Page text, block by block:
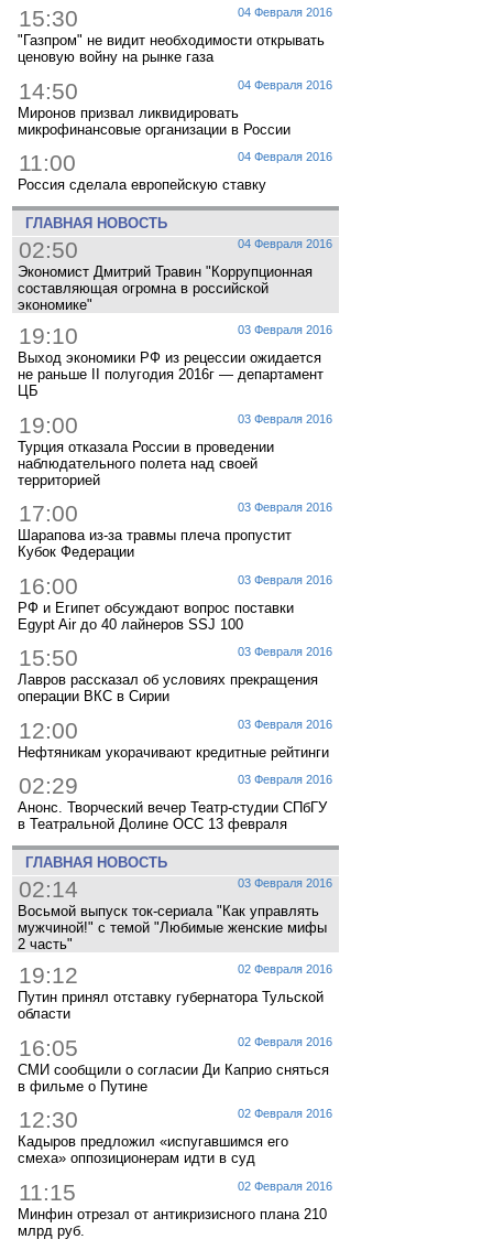
04 Февраля 2016
15:30
"Газпром" не видит необходимости открывать
ценовую войну на рынке газа
04 Февраля 2016
14:50
Миронов призвал ликвидировать
микрофинансовые организации в России
04 Февраля 2016
11:00
Россия сделала европейскую ставку
ГЛАВНАЯ НОВОСТЬ
04 Февраля 2016
02:50
Экономист Дмитрий Травин "Коррупционная
составляющая огромна в российской
экономике"
03 Февраля 2016
19:10
Выход экономики РФ из рецессии ожидается
не раньше II полугодия 2016г — департамент
ЦБ
03 Февраля 2016
19:00
Турция отказала России в проведении
наблюдательного полета над своей
территорией
03 Февраля 2016
17:00
Шарапова из-за травмы плеча пропустит
Кубок Федерации
03 Февраля 2016
16:00
РФ и Египет обсуждают вопрос поставки
Egypt Air до 40 лайнеров SSJ 100
03 Февраля 2016
15:50
Лавров рассказал об условиях прекращения
операции ВКС в Сирии
03 Февраля 2016
12:00
Нефтяникам укорачивают кредитные рейтинги
03 Февраля 2016
02:29
Анонс. Творческий вечер Театр-студии СПбГУ
в Театральной Долине ОСС 13 февраля
ГЛАВНАЯ НОВОСТЬ
03 Февраля 2016
02:14
Восьмой выпуск ток-сериала "Как управлять
мужчиной!" с темой "Любимые женские мифы
2 часть"
02 Февраля 2016
19:12
Путин принял отставку губернатора Тульской
области
02 Февраля 2016
16:05
СМИ сообщили о согласии Ди Каприо сняться
в фильме о Путине
02 Февраля 2016
12:30
Кадыров предложил «испугавшимся его
смеха» оппозиционерам идти в суд
02 Февраля 2016
11:15
Минфин отрезал от антикризисного плана 210
млрд руб.